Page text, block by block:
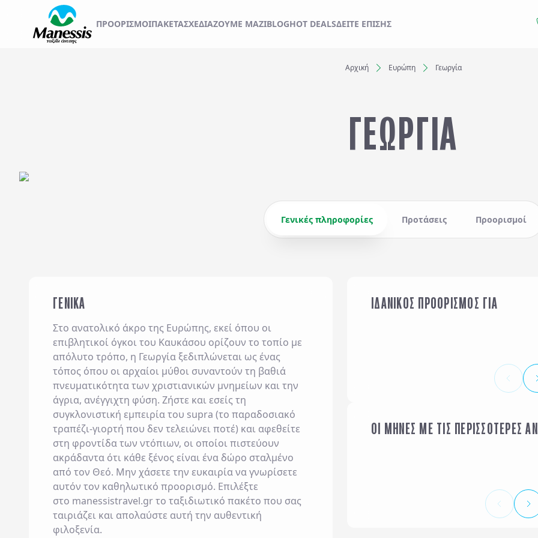
ΞΕΚΙΝΗΣΤΕ ΤΟ ΤΑΞΙΔΙ ΣΑΣ ΑΠΟ ΕΔΩ
Αναζήτηση
ΠΡΟΟΡΙΣΜΟΊΠΑΚΕΤΑΣΧΕΔΙΆΖΟΥΜΕ ΜΑΖΊBLOGHOT DEALSΔΕΊΤΕ ΕΠΊΣΗΣ
Αρχική Ευρώπη Γεωργία
ΓΕΩΡΓΙΑ
Γενικές πληροφορίες Προτάσεις Προορισμοί
ΓΕΝΙΚΑ
Στο ανατολικό άκρο της Ευρώπης, εκεί όπου οι
επιβλητικοί όγκοι του Καυκάσου ορίζουν το τοπίο με
απόλυτο τρόπο, η Γεωργία ξεδιπλώνεται ως ένας
τόπος όπου οι αρχαίοι μύθοι συναντούν τη βαθιά
πνευματικότητα των χριστιανικών μνημείων και την
άγρια, ανέγγιχτη φύση. Ζήστε και εσείς τη
συγκλονιστική εμπειρία του supra (το παραδοσιακό
τραπέζι-γιορτή που δεν τελειώνει ποτέ) και αφεθείτε
στη φροντίδα των ντόπιων, οι οποίοι πιστεύουν
ακράδαντα ότι κάθε ξένος είναι ένα δώρο σταλμένο
από τον Θεό. Μην χάσετε την ευκαιρία να γνωρίσετε
αυτόν τον καθηλωτικό προορισμό. Επιλέξτε
στο manessistravel.grτο ταξιδιωτικό πακέτο που σας
ταιριάζει και απολαύστε αυτή την αυθεντική
φιλοξενία.
ΙΔΑΝΙΚΟΣ ΠΡΟΟΡΙΣΜΟΣ ΓΙΑ
ΟΙΚΟΓΕΝΕΙΑ ΜΕ ΠΑΙΔΙΑ
ΟΙ ΜΗΝΕΣ ΜΕ ΤΙΣ ΠΕΡΙΣΣΟΤΕΡΕΣ
ΙΑΝΟΥΑΡΙΟΣ